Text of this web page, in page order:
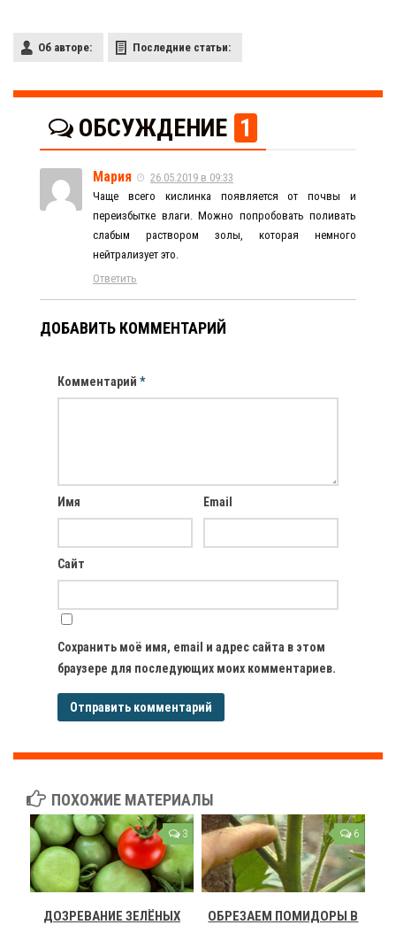
Об авторе: Последние статьи:
ОБСУЖДЕНИЕ 1
Мария
26.05.2019 в 09:33
Чаще всего кислинка появляется от почвы и
переизбытке влаги. Можно попробовать поливать
слабым раствором золы, которая немного
нейтрализует это.
Ответить
ДОБАВИТЬ КОММЕНТАРИЙ
Комментарий *
Имя Email
Сайт
Сохранить моё имя, email и адрес сайта в этом
браузере для последующих моих комментариев.
ПОХОЖИЕ МАТЕРИАЛЫ
3
ДОЗРЕВАНИЕ ЗЕЛЁНЫХ
6
ОБРЕЗАЕМ ПОМИДОРЫ В